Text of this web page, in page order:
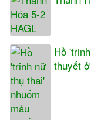
Hồ
thuyết